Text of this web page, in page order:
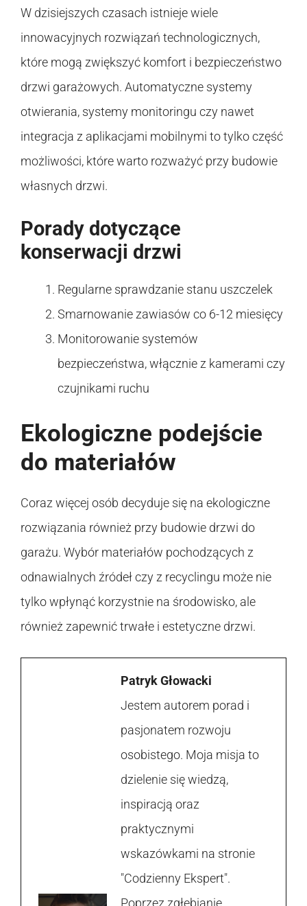
W dzisiejszych czasach istnieje wiele
innowacyjnych rozwiązań technologicznych,
które mogą zwiększyć komfort i bezpieczeństwo
drzwi garażowych. Automatyczne systemy
otwierania, systemy monitoringu czy nawet
integracja z aplikacjami mobilnymi to tylko część
możliwości, które warto rozważyć przy budowie
własnych drzwi.
Porady dotyczące
konserwacji drzwi
Regularne sprawdzanie stanu uszczelek
Smarnowanie zawiasów co 6-12 miesięcy
Monitorowanie systemów
bezpieczeństwa, włącznie z kamerami czy
czujnikami ruchu
Ekologiczne podejście
do materiałów
Coraz więcej osób decyduje się na ekologiczne
rozwiązania również przy budowie drzwi do
garażu. Wybór materiałów pochodzących z
odnawialnych źródeł czy z recyclingu może nie
tylko wpłynąć korzystnie na środowisko, ale
również zapewnić trwałe i estetyczne drzwi.
Patryk Głowacki
Jestem autorem porad i
pasjonatem rozwoju
osobistego. Moja misja to
dzielenie się wiedzą,
inspiracją oraz
praktycznymi
wskazówkami na stronie
"Codzienny Ekspert".
Poprzez zgłębianie